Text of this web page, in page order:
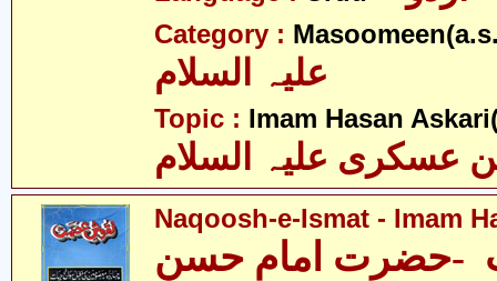
Category :
Topic : Imam Hasan
عسکری علیہ السلام
Naqoosh-e-Ismat - Imam
-حضرت امام حسن